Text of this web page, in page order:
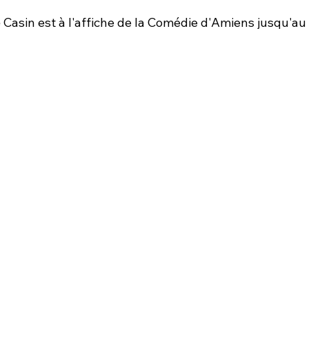
est à l'affiche de la Comédie d'Amiens jusqu'au